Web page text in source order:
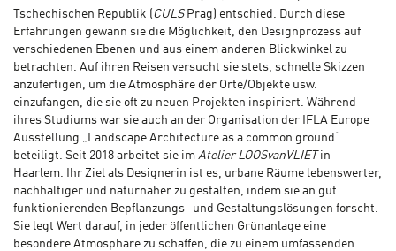
Tschechischen Republik (CULSPrag) entschied. Durch diese
Erfahrungen gewann sie die Möglichkeit, den Designprozess auf
verschiedenen Ebenen und aus einem anderen Blickwinkel zu
betrachten. Auf ihren Reisen versucht sie stets, schnelle Skizzen
anzufertigen, um die Atmosphäre der Orte/Objekte usw.
einzufangen, die sie oft zu neuen Projekten inspiriert. Während
ihres Studiums war sie auch an der Organisation der IFLA Europe
Ausstellung „Landscape Architecture as a common ground“
beteiligt. Seit 2018 arbeitet sie im Atelier LOOSvanVLIET in
Haarlem. Ihr Ziel als Designerin ist es, urbane Räume lebenswerter,
nachhaltiger und naturnaher zu gestalten, indem sie an gut
funktionierenden Bepflanzungs- und Gestaltungslösungen forscht.
Sie legt Wert darauf, in jeder öffentlichen Grünanlage eine
besondere Atmosphäre zu schaffen, die zu einem umfassenden